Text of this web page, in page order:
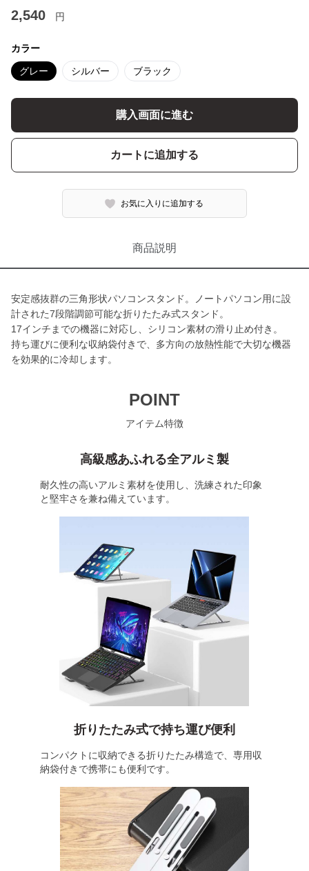
2,540 円
カラー
グレー シルバー ブラック
購入画面に進む
カートに追加する
お気に入りに追加する
商品説明
安定感抜群の三角形状パソコンスタンド。ノートパソコン用に設
計された7段階調節可能な折りたたみ式スタンド。
17インチまでの機器に対応し、シリコン素材の滑り止め付き。
持ち運びに便利な収納袋付きで、多方向の放熱性能で大切な機器
を効果的に冷却します。
POINT
アイテム特徴
高級感あふれる全アルミ製
耐久性の高いアルミ素材を使用し、洗練された印象
と堅牢さを兼ね備えています。
折りたたみ式で持ち運び便利
コンパクトに収納できる折りたたみ構造で、専用収
納袋付きで携帯にも便利です。